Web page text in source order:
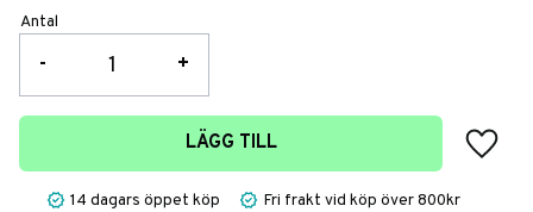
Antal
+
-
LÄGG TILL
Lägg
14 dagars öppet köp Fri frakt vid köp över 800kr